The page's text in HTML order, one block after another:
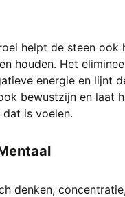
helpt de steen ook
houden. Het
energie en lijnt
bewustzijn en laat
is voelen.
denken,